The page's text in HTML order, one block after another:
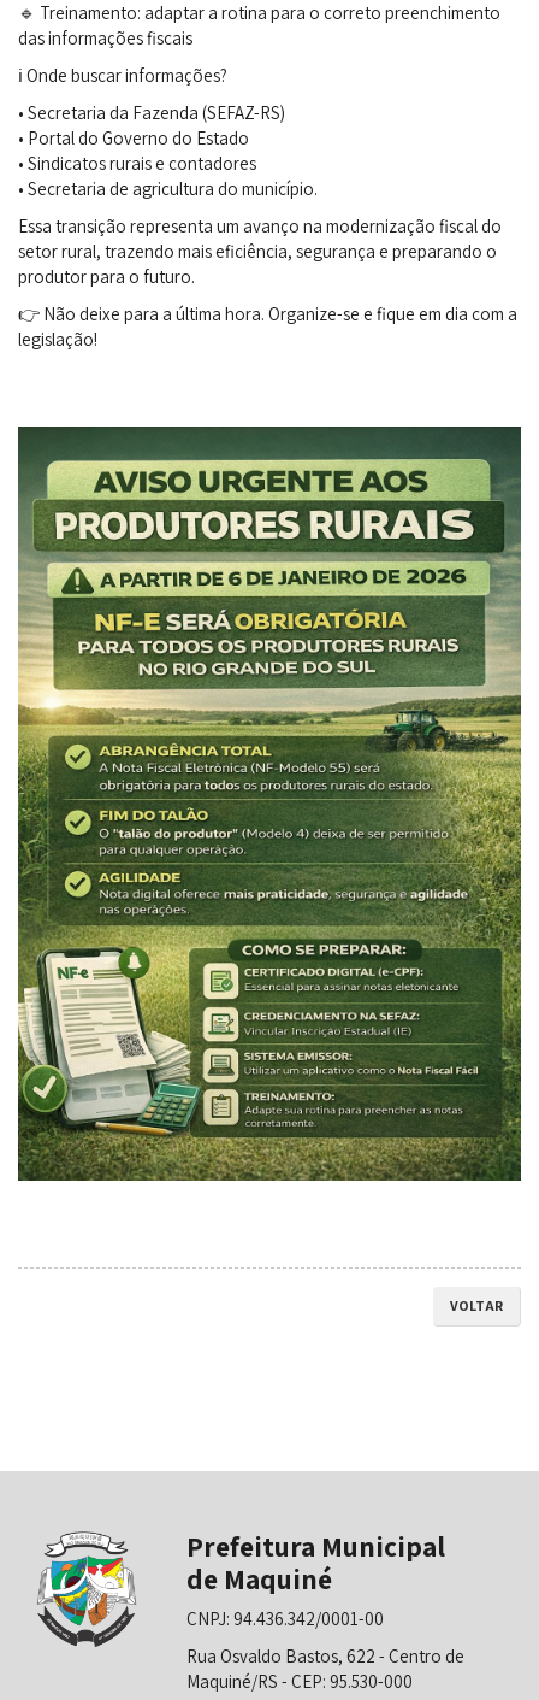
🔹 Treinamento: adaptar a rotina para o correto preenchimento
das informações fiscais
ℹ️ Onde buscar informações?
• Secretaria da Fazenda (SEFAZ-RS)
• Portal do Governo do Estado
• Sindicatos rurais e contadores
• Secretaria de agricultura do município.
Essa transição representa um avanço na modernização fiscal do
setor rural, trazendo mais eficiência, segurança e preparando o
produtor para o futuro.
👉 Não deixe para a última hora. Organize-se e fique em dia com a
legislação!
VOLTAR
Prefeitura Municipal
de Maquiné
CNPJ: 94.436.342/0001-00
Rua Osvaldo Bastos, 622 - Centro de
Maquiné/RS - CEP: 95.530-000